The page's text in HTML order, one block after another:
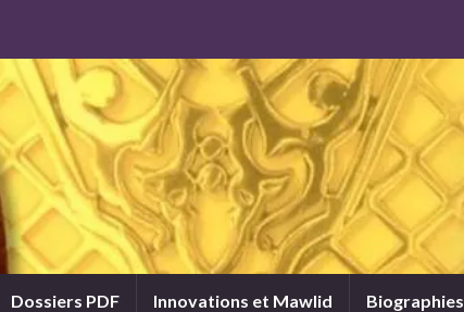
Dossiers PDF Innovations et Mawlid Biographies